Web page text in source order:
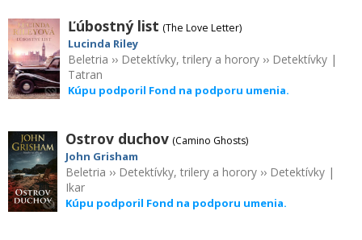
Ľúbostný list (The Love Letter)
Lucinda Riley
Beletria ›› Detektívky, trilery a horory›› Detektívky|
Tatran
Kúpu podporil Fond na podporu umenia.
Ostrov duchov (Camino Ghosts)
John Grisham
Beletria ›› Detektívky, trilery a horory ›› Detektívky |
Ikar
Kúpu podporil Fond na podporu umenia.